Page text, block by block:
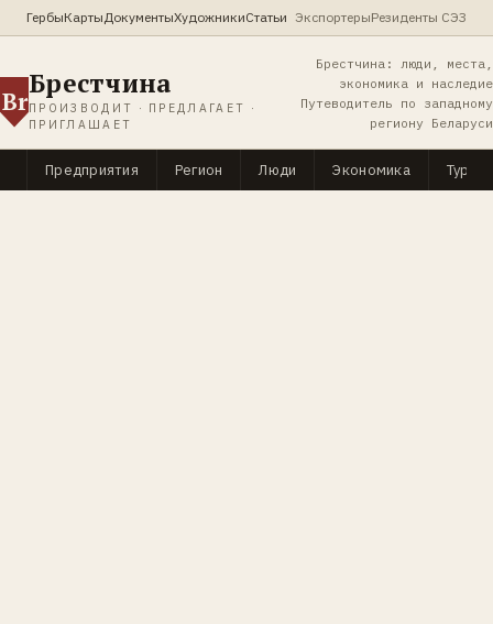
ГербыКартыДокументыХудожникиСтатьи ЭкспортерыРезиденты СЭЗ
Br
Брестчина
ПРОИЗВОДИТ · ПРЕДЛАГАЕТ ·
ПРИГЛАШАЕТ
Брестчина: люди, места,
экономика и наследие
Путеводитель по западному
региону Беларуси
Предприятия Регион Люди Экономика